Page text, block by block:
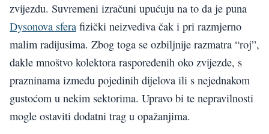
zvijezdu. Suvremeni izračuni upućuju na to da je puna
Dysonova sfera fizički neizvediva čak i pri razmjerno
malim radijusima. Zbog toga se ozbiljnije razmatra “roj”,
dakle mnoštvo kolektora raspoređenih oko zvijezde, s
prazninama između pojedinih dijelova ili s nejednakom
gustoćom u nekim sektorima. Upravo bi te nepravilnosti
mogle ostaviti dodatni trag u opažanjima.